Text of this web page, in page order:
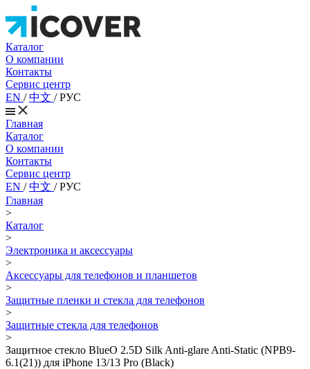
Каталог
О компании
Контакты
Сервис центр
EN /中文 /РУС
Главная
Каталог
О компании
Контакты
Сервис центр
EN /中文 /РУС
Главная
>
Каталог
>
Электроника и аксессуары
>
Аксессуары для телефонов и планшетов
>
Защитные пленки и стекла для телефонов
>
Защитные стекла для телефонов
>
Защитное стекло BlueO 2.5D Silk Anti-glare Anti-Static (NPB9-
6.1(21)) для iPhone 13/13 Pro (Black)